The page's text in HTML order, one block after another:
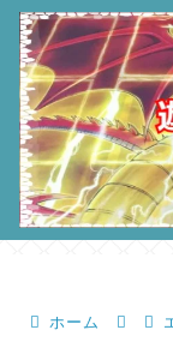
ホーム